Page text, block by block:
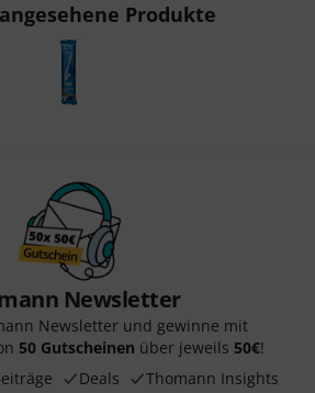
Produkte
Newsletter
Newsletter und gewinne mit
50 Gutscheinen über jeweils 50€!
Deals Thomann Insights